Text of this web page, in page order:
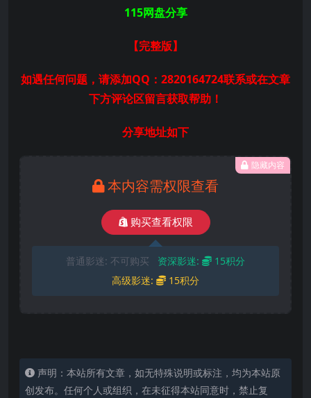
115网盘分享
【完整版】
如遇任何问题，请添加QQ：2820164724联系或在文章
下方评论区留言获取帮助！
分享地址如下
隐藏内容
本内容需权限查看
购买查看权限
普通影迷: 不可购买 资深影迷:
15积分
高级影迷:
15积分
声明：本站所有文章，如无特殊说明或标注，均为本站原
创发布。任何个人或组织，在未征得本站同意时，禁止复